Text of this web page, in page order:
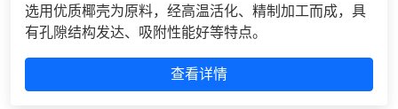
选用优质椰壳为原料，经高温活化、精制加工而成，具
有孔隙结构发达、吸附性能好等特点。
查看详情